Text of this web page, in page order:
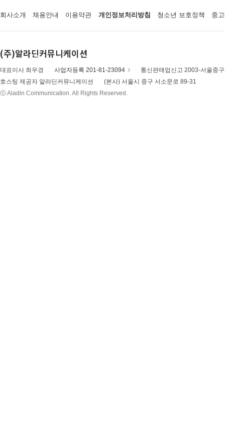
회사소개 채용안내 이용약관 개인정보처리방침 청소년 보호정책 중
(주)알라딘커뮤니케이션
대표이사 최우경 사업자등록 201-81-23094
통신판매업신고 2003-서울중
호스팅 제공자 알라딘커뮤니케이션
(본사) 서울시 중구 서소문로 89-31
ⓒ Aladin Communication. All Rights Reserved.